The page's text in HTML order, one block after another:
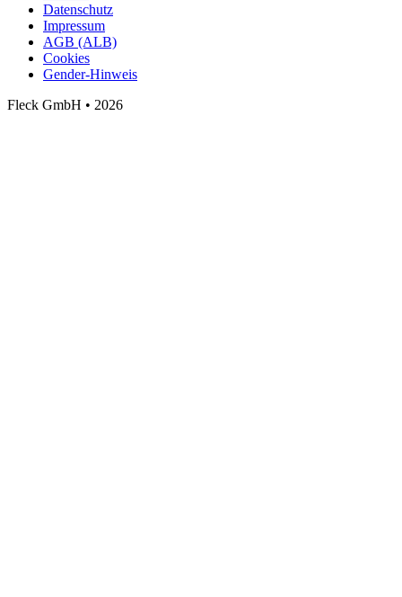
Datenschutz
Impressum
AGB (ALB)
Cookies
Gender-Hinweis
Fleck GmbH • 2026